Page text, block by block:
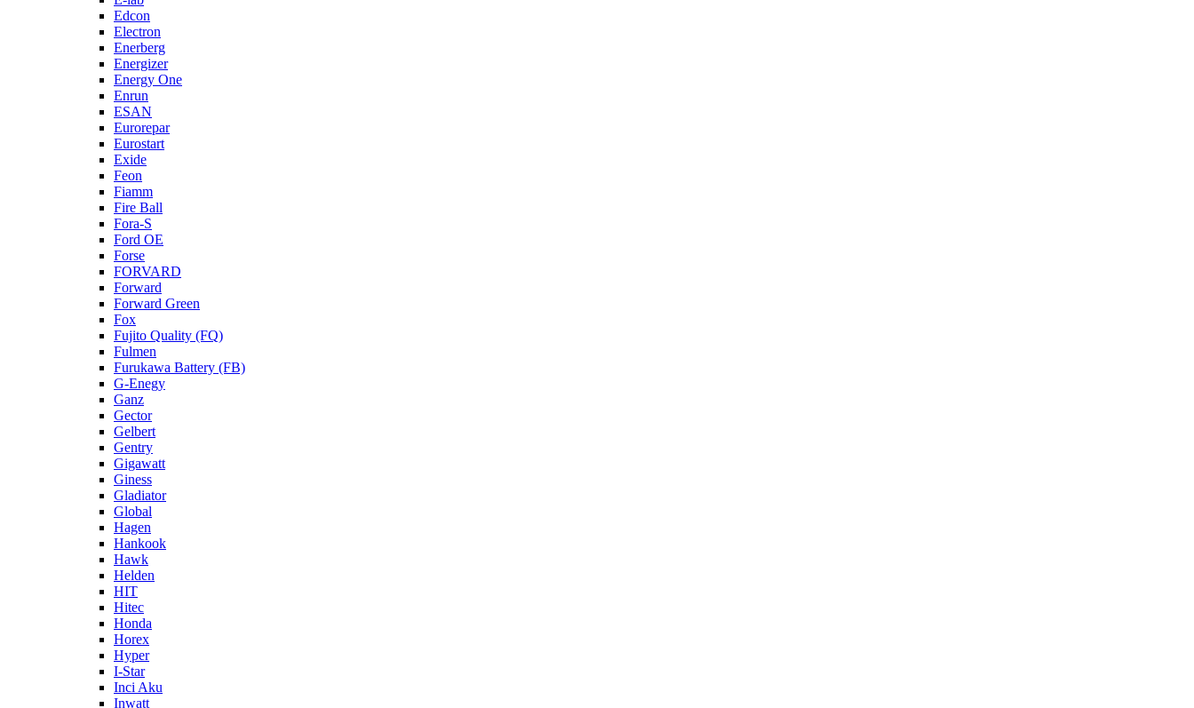
Edcon
Electron
Enerberg
Energizer
Energy One
Enrun
ESAN
Eurorepar
Eurostart
Exide
Feon
Fiamm
Fire Ball
Fora-S
Ford OE
Forse
FORVARD
Forward
Forward Green
Fox
Fujito Quality (FQ)
Fulmen
Furukawa Battery (FB)
G-Enegy
Ganz
Gector
Gelbert
Gentry
Gigawatt
Giness
Gladiator
Global
Hagen
Hankook
Hawk
Helden
HIT
Hitec
Honda
Horex
Hyper
I-Star
Inci Aku
Inwatt